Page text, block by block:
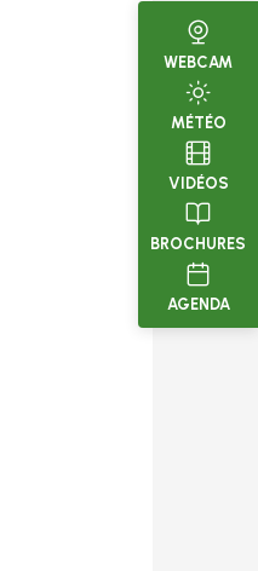
WEBCAM
MÉTÉO
VIDÉOS
BROCHURES
AGENDA